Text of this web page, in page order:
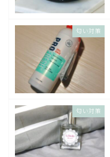
匂い対策
匂い対策